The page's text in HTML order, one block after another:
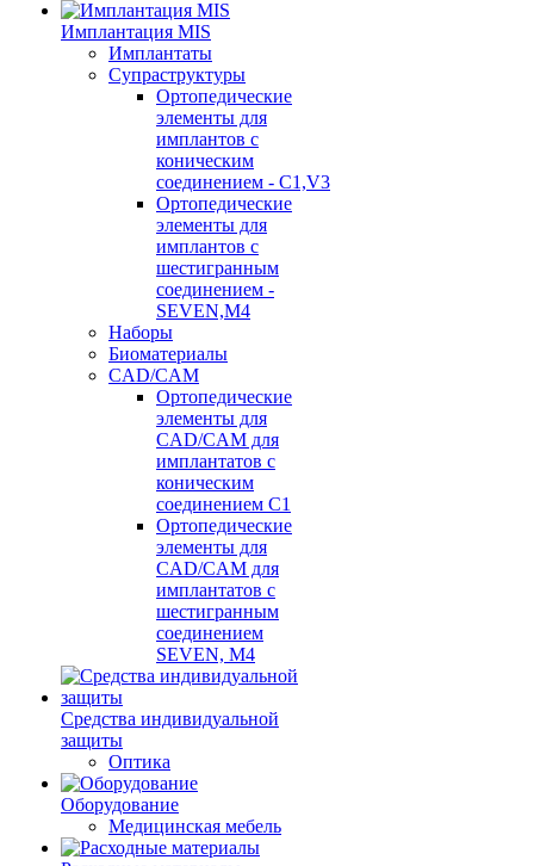
Имплантация MIS
Имплантаты
Супраструктуры
Ортопедические
элементы для
имплантов с
коническим
соединением - C1,V3
Ортопедические
элементы для
имплантов с
шестигранным
соединением -
SEVEN,M4
Наборы
Биоматериалы
CAD/CAM
Ортопедические
элементы для
CAD/CAM для
имплантатов с
коническим
соединением С1
Ортопедические
элементы для
CAD/CAM для
имплантатов с
шестигранным
соединением
SEVEN, М4
Средства индивидуальной
защиты
Оптика
Оборудование
Медицинская мебель